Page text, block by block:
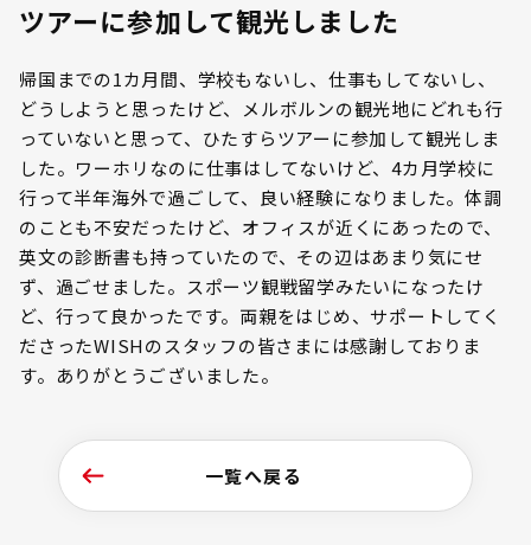
ツアーに参加して観光しました
帰国までの1カ月間、学校もないし、仕事もしてないし、
どうしようと思ったけど、メルボルンの観光地にどれも行
っていないと思って、ひたすらツアーに参加して観光しま
した。ワーホリなのに仕事はしてないけど、4カ月学校に
行って半年海外で過ごして、良い経験になりました。体調
のことも不安だったけど、オフィスが近くにあったので、
英文の診断書も持っていたので、その辺はあまり気にせ
ず、過ごせました。スポーツ観戦留学みたいになったけ
ど、行って良かったです。両親をはじめ、サポートしてく
ださったWISHのスタッフの皆さまには感謝しておりま
す。ありがとうございました。
一覧へ戻る